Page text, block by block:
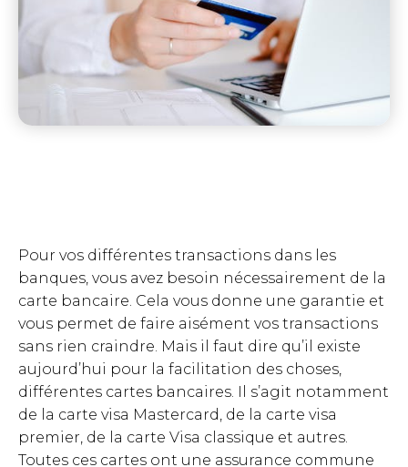
Pour vos différentes transactions dans les
banques, vous avez besoin nécessairement de la
carte bancaire. Cela vous donne une garantie et
vous permet de faire aisément vos transactions
sans rien craindre. Mais il faut dire qu’il existe
aujourd’hui pour la facilitation des choses,
différentes cartes bancaires. Il s’agit notamment
de la carte visa Mastercard, de la carte visa
premier, de la carte Visa classique et autres.
Toutes ces cartes ont une assurance commune